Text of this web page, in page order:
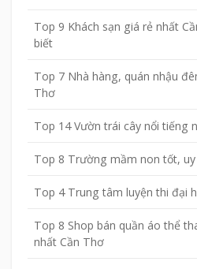
Top 9 Khách sạn giá rẻ nhất
biết
Top 7 Nhà hàng, quán nhậu
Thơ
Top 14 Vườn trái cây nổi tiếng
Top 8 Trường mầm non tốt,
Top 4 Trung tâm luyện thi đại
Top 8 Shop bán quần áo thể
nhất Cần Thơ